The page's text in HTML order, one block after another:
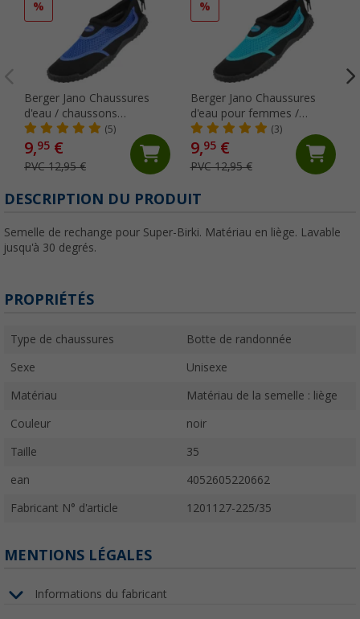
%
Berger Jano Chaussures
d'eau / chaussons
néoprène pour hommes
(5)
9,95 €
PVC 12,95 €
%
Berger Jano Chaussures
d'eau pour femmes /
Chaussures en néoprène
(3)
9,95€
PVC 12,95 €
DESCRIPTION DU PRODUIT
Semelle de rechange pour Super-Birki. Matériau en liège. Lavable
jusqu'à 30 degrés.
PROPRIÉTÉS
Type de chaussures Botte de randonnée
Sexe Unisexe
Matériau Matériau de la semelle : liège
Couleur noir
Taille 35
ean 4052605220662
Fabricant N° d'article 1201127-225/35
MENTIONS LÉGALES
Informations du fabricant